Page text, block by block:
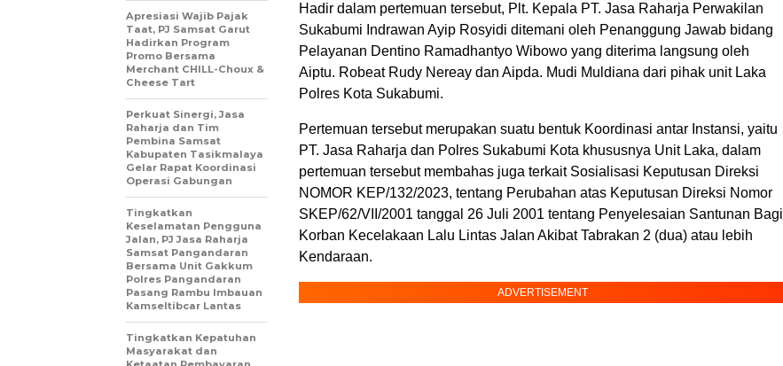
Hadir dalam pertemuan tersebut, Plt. Kepala PT. Jasa Raharja Perwakilan
Sukabumi Indrawan Ayip Rosyidi ditemani oleh Penanggung Jawab bidang
Pelayanan Dentino Ramadhantyo Wibowo yang diterima langsung oleh
Aiptu. Robeat Rudy Nereay dan Aipda. Mudi Muldiana dari pihak unit Laka
Polres Kota Sukabumi.
Pertemuan tersebut merupakan suatu bentuk Koordinasi antar Instansi, yaitu
PT. Jasa Raharja dan Polres Sukabumi Kota khususnya Unit Laka, dalam
pertemuan tersebut membahas juga terkait Sosialisasi Keputusan Direksi
NOMOR KEP/132/2023, tentang Perubahan atas Keputusan Direksi Nomor
SKEP/62/VII/2001 tanggal 26 Juli 2001 tentang Penyelesaian Santunan Bagi
Korban Kecelakaan Lalu Lintas Jalan Akibat Tabrakan 2 (dua) atau lebih
Kendaraan.
ADVERTISEMENT
Apresiasi Wajib Pajak
Taat, PJ Samsat Garut
Hadirkan Program
Promo Bersama
Merchant CHILL-Choux &
Cheese Tart
Perkuat Sinergi, Jasa
Raharja dan Tim
Pembina Samsat
Kabupaten Tasikmalaya
Gelar Rapat Koordinasi
Operasi Gabungan
Tingkatkan
Keselamatan Pengguna
Jalan, PJ Jasa Raharja
Samsat Pangandaran
Bersama Unit Gakkum
Polres Pangandaran
Pasang Rambu Imbauan
Kamseltibcar Lantas
Tingkatkan Kepatuhan
Masyarakat dan